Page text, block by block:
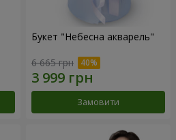
Букет "Небесна акварель"
6 665 грн
Замовити